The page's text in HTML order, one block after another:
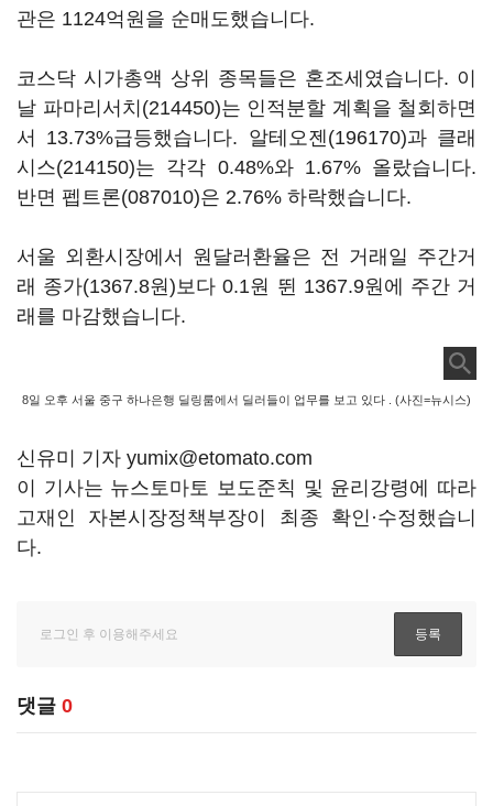
관은 1124억원을 순매도했습니다.
코스닥 시가총액 상위 종목들은 혼조세였습니다. 이
날 파마리서치(214450)는 인적분할 계획을 철회하면
서 13.73%급등했습니다. 알테오젠(196170)과 클래
시스(214150)는 각각 0.48%와 1.67% 올랐습니다.
반면 펩트론(087010)은 2.76% 하락했습니다.
서울 외환시장에서 원달러환율은 전 거래일 주간거
래 종가(1367.8원)보다 0.1원 뛴 1367.9원에 주간 거
래를 마감했습니다.
8일 오후 서울 중구 하나은행 딜링룸에서 딜러들이 업무를 보고 있다 . (사진=뉴시스)
신유미 기자 yumix@etomato.com
이 기사는 뉴스토마토 보도준칙 및 윤리강령에 따라
고재인 자본시장정책부장이 최종 확인·수정했습니
다.
댓글 0